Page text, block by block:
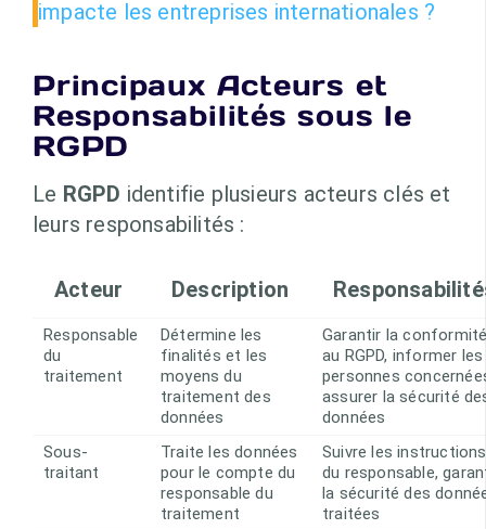
impacte les entreprises internationales ?
Principaux Acteurs et
Responsabilités sous le
RGPD
Le RGPD identifie plusieurs acteurs clés et
leurs responsabilités :
Acteur Description
Responsable
du
traitement
Détermine les
finalités et les
moyens du
traitement des
données
Garantir la
au RGPD, informer les
personnes
assurer la sécurité
données
Sous-
traitant
Traite les données
pour le compte du
responsable du
traitement
Suivre les instructions
du responsable,
la sécurité des
traitées